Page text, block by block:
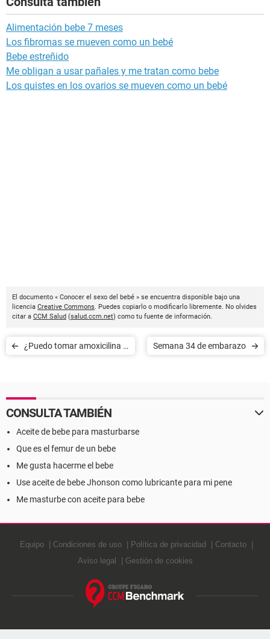
Alimentación bebe 7 meses
Los fibromas se mueven como un bebé
Bebe estreñido
Me obligan a usar pañales y me tratan como bebe
Los quistes en los ovarios se mueven como un bebé
El documento « Conocer el sexo del bebé » se encuentra disponible bajo una
licencia Creative Commons. Puedes copiarlo o modificarlo libremente. No olvides
citar a CCM Salud (salud.ccm.net) como tu fuente de información.
¿Puedo tomar amoxicilina si
Semana 34 de embarazo
CONSULTA TAMBIÉN
Aceite de bebe para masturbarse
Que es el femur de un bebe
Me gusta hacerme el bebe
Use aceite de bebe Jhonson como lubricante para mi pene
Me masturbe con aceite para bebe
Equipo Condiciones de uso Política de privacidad
Contacto
Aviso legal
Gestión de cookies